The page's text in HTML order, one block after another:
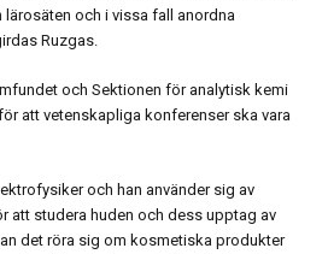
lärosäten och i vissa fall anordna
Ruzgas.
och Sektionen för analytisk kemi
att vetenskapliga konferenser ska vara
och han använder sig av
att studera huden och dess upptag av
det röra sig om kosmetiska produkter